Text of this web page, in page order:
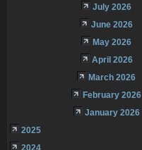
July 2026
June 2026
May 2026
April 2026
March 2026
February 2026
January 2026
2025
2024